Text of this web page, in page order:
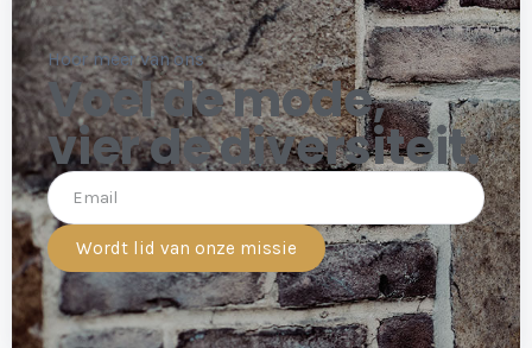
Hoor meer van ons
Voel de mode,
vier de diversiteit.
Wordt lid van onze missie